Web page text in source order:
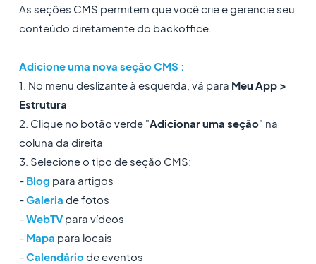
As seções CMS permitem que você crie e gerencie seu
conteúdo diretamente do backoffice.
Adicione uma nova seção CMS :
1. No menu deslizante à esquerda, vá para Meu App >
Estrutura
2. Clique no botão verde "Adicionar uma seção" na
coluna da direita
3. Selecione o tipo de seção CMS:
- Blog para artigos
-Galeria de fotos
-WebTVpara vídeos
- Mapa para locais
-Calendáriode eventos